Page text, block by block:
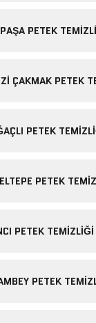
PETEK
ÇAKMAK PETEK
PETEK
PETEK
PETEK TEMIZLIĞI
PETEK